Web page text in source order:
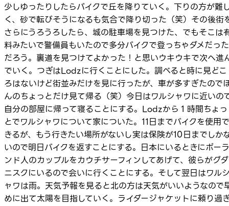
少しゆったりしたらバイクで丘を降りていく。下りの方が難
く、砂で転びそうになるも気合で降り切った（笑）その後街
さらにうろうろしたら、城の駐車場を見つけた、でもそこは
料みたいで警備員もいたので多分バイクで登っちゃダメだった
だろう。裏道を見つけてよかった！と思いウキウキで次へ進
でいく。つぎはLodzに行くことにした。調べると時に見どこ
ろはないけど街並みだけを見に行ったが、車が多すぎたので
んのちょっとだけ見て帰る（笑）今日はワルシャワに近いの
自分の部屋に帰って寝ることにする。Lodzから１時間ちょっ
とでワルシャワについて家についた。11日までバイクを使用で
きるが、もう行きたい場所がないし実は保険が10日までしか
いので明日バイクを返すことにする。日本にいるときにポーラ
ンド人のカップルをカウチサーフィンしてあげて、彼らがグダ
ニスクにいるので会いに行くことにする。そして翌日はワル
ャワは雨。天気予報を見ると北の方は天気がいいようなので
めに出て太陽を目指していく。ライダージャケットに頼り過